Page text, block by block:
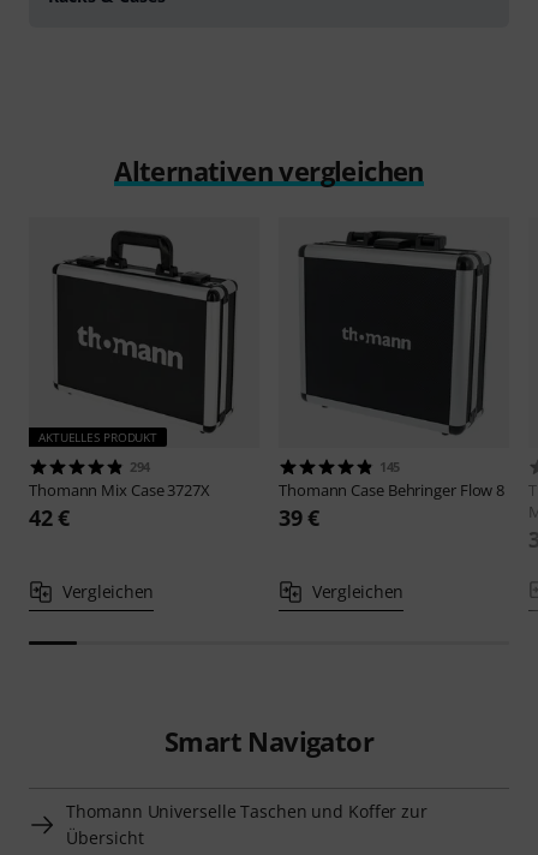
Alternativen vergleichen
AKTUELLES PRODUKT
294
Thomann Mix Case 3727X
42 €
Vergleichen
145
Thomann Case Behringer Flow 8
39 €
Vergleichen
Smart Navigator
Thomann Universelle Taschen und Koffer zur
Übersicht